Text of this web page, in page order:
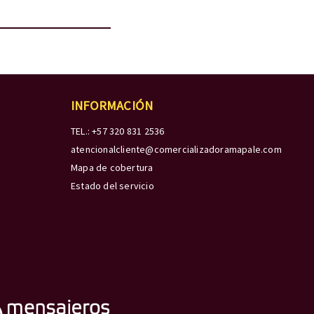
INFORMACIÓN
TEL.: +57 320 831 2536
atencionalcliente@comercializadoramapale.com
Mapa de cobertura
Estado del servicio